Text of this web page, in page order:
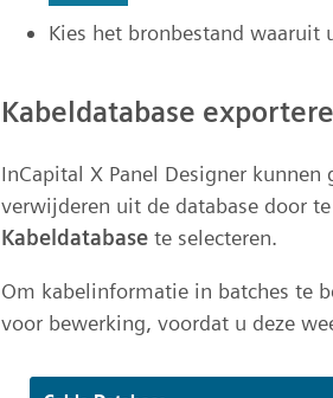
Kies het bronbestand
Kabeldatabase
InCapital X Panel Designer
verwijderen uit de database door
Kabeldatabase te selecteren.
Om kabelinformatie in batches te
voor bewerking, voordat u deze